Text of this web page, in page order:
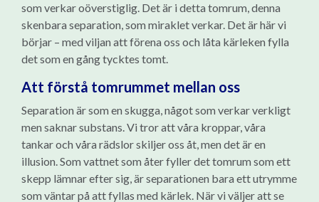
som verkar oöverstiglig. Det är i detta tomrum, denna
skenbara separation, som miraklet verkar. Det är här vi
börjar – med viljan att förena oss och låta kärleken fylla
det som en gång tycktes tomt.
Att förstå tomrummet mellan oss
Separation är som en skugga, något som verkar verkligt
men saknar substans. Vi tror att våra kroppar, våra
tankar och våra rädslor skiljer oss åt, men det är en
illusion. Som vattnet som åter fyller det tomrum som ett
skepp lämnar efter sig, är separationen bara ett utrymme
som väntar på att fyllas med kärlek. När vi väljer att se